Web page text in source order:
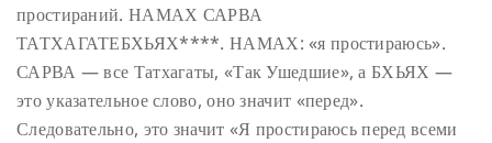
простираний. НАМАХ САРВА
ТАТХАГАТЕБХЬЯХ****. НАМАХ: «я простираюсь».
САРВА — все Татхагаты, «Так Ушедшие», а БХЬЯХ —
это указательное слово, оно значит «перед».
Следовательно, это значит «Я простираюсь перед всеми